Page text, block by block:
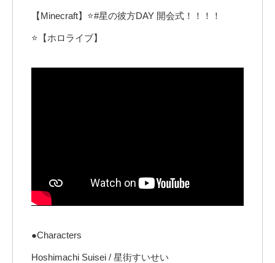
【Minecraft】⭐#星の彼方DAY 開会式！！！！
⭐【ホロライブ】
●Characters
Hoshimachi Suisei / 星街すいせい